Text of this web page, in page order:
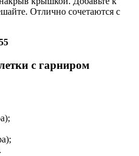
Отлично сочетаются с
с гарниром